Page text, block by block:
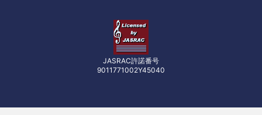
JASRAC許諾番号
9011771002Y45040